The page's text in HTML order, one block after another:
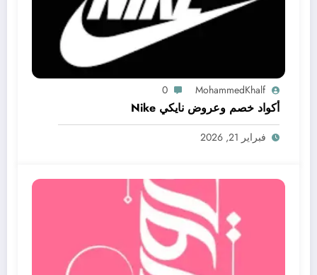
MohammedKhalf
0
أكواد خصم وعروض نايكي Nike
فبراير 21, 2026